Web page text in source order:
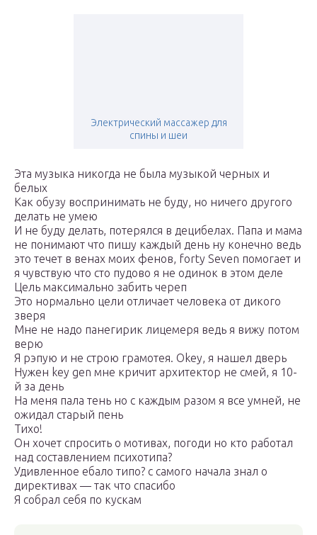
Электрический массажер для
спины и шеи
Эта музыка никогда не была музыкой черных и
белых
Как обузу воспринимать не буду, но ничего другого
делать не умею
И не буду делать, потерялся в децибелах. Папа и мама
не понимают что пишу каждый день ну конечно ведь
это течет в венах моих фенов, forty Seven помогает и
я чувствую что сто пудово я не одинок в этом деле
Цель максимально забить череп
Это нормально цели отличает человека от дикого
зверя
Мне не надо панегирик лицемеря ведь я вижу потом
верю
Я рэпую и не строю грамотея. Okey, я нашел дверь
Нужен key gen мне кричит архитектор не смей, я 10-
й за день
На меня пала тень но с каждым разом я все умней, не
ожидал старый пень
Тихо!
Он хочет спросить о мотивах, погоди но кто работал
над составлением психотипа?
Удивленное ебало типо? с самого начала знал о
директивах — так что спасибо
Я собрал себя по кускам